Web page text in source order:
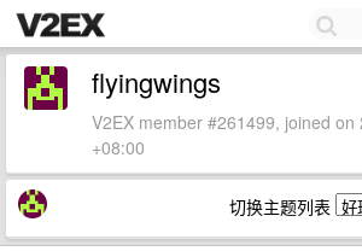
flyingwings
V2EX member #261499, joined
+08:00
切换主题列表